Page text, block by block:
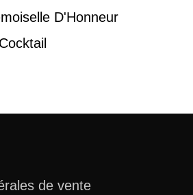
D'Honneur
de vente